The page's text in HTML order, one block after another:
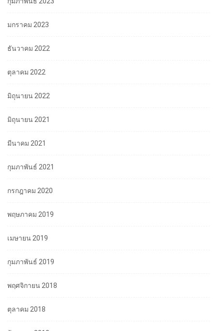
มกราคม 2023
ธันวาคม 2022
ตุลาคม 2022
มิถุนายน 2022
มิถุนายน 2021
มีนาคม 2021
กุมภาพันธ์ 2021
กรกฎาคม 2020
พฤษภาคม 2019
เมษายน 2019
กุมภาพันธ์ 2019
พฤศจิกายน 2018
ตุลาคม 2018